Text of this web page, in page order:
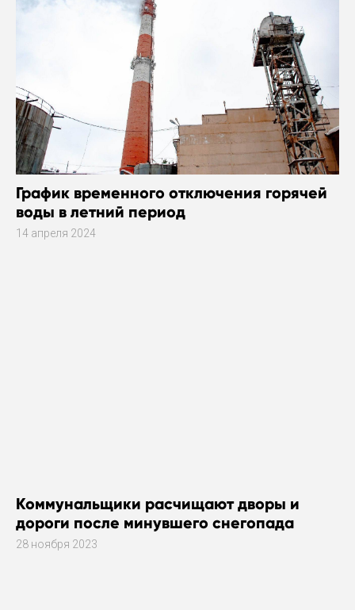
График временного отключения горячей
воды в летний период
14 апреля 2024
Коммунальщики расчищают дворы и
дороги после минувшего снегопада
28 ноября 2023